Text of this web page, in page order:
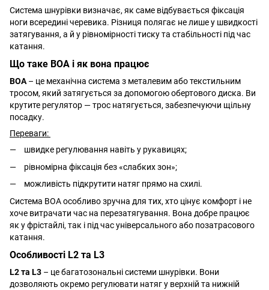
Система шнурівки визначає, як саме відбувається фіксація
ноги всередині черевика. Різниця полягає не лише у швидкості
затягування, а й у рівномірності тиску та стабільності під час
катання.
Що таке BOA і як вона працює
BOA– це механічна система з металевим або текстильним
тросом, який затягується за допомогою обертового диска. Ви
крутите регулятор — трос натягується, забезпечуючи щільну
посадку.
Переваги:
швидке регулювання навіть у рукавицях;
рівномірна фіксація без «слабких зон»;
можливість підкрутити натяг прямо на схилі.
Система BOA особливо зручна для тих, хто цінує комфорт і не
хоче витрачати час на перезатягування. Вона добре працює
як у фрістайлі, так і під час універсального або позатрасового
катання.
Особливості L2 та L3
L2 та L3 – це багатозональні системи шнурівки. Вони
дозволяють окремо регулювати натяг у верхній та нижній